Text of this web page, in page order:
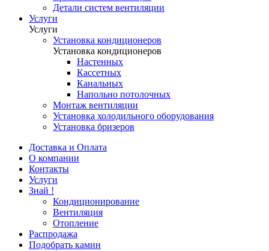
Детали систем вентиляции
Услуги
Услуги
Установка кондиционеров
Установка кондиционеров
Настенных
Кассетных
Канальных
Напольно потолочных
Монтаж вентиляции
Установка холодильного оборудования
Установка бризеров
Доставка и Оплата
О компании
Контакты
Услуги
Знай !
Кондиционирование
Вентиляция
Отопление
Распродажа
Подобрать камин